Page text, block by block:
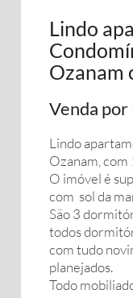
Lindo
Ozanam
Venda
Lindo
Ozanam, com
O imóvel é
com sol da
São 3
todos
com tudo
planejados.
Todo